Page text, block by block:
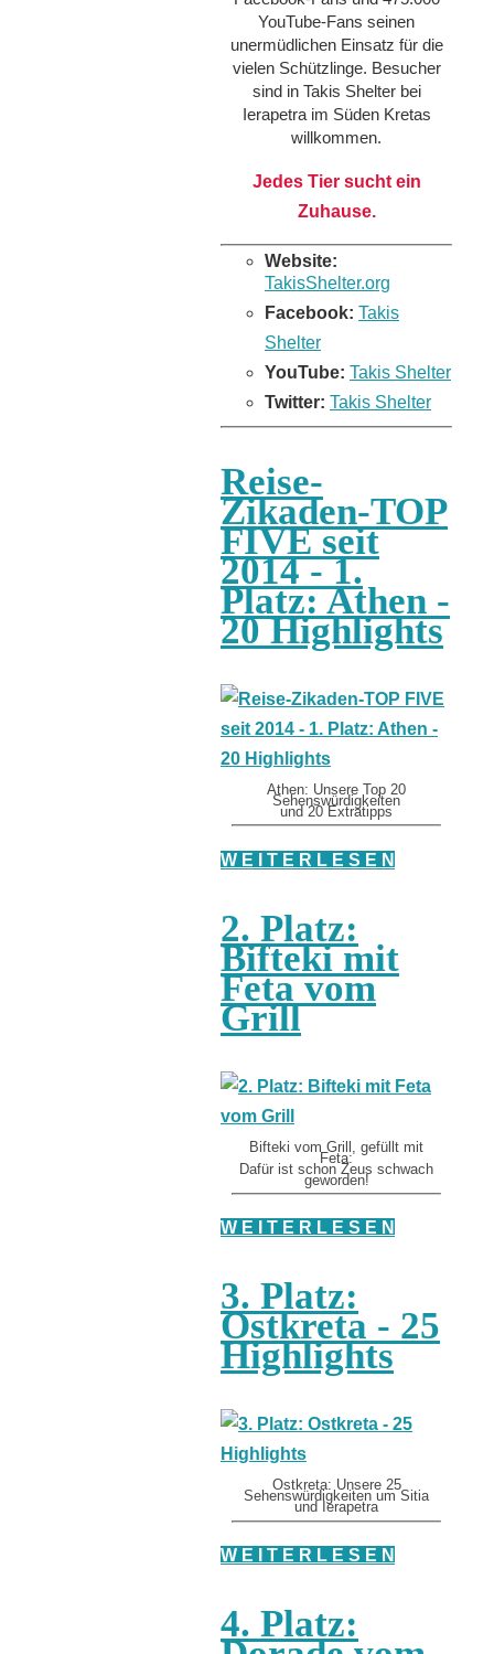
YouTube-Fans seinen
unermüdlichen Einsatz für die
vielen Schützlinge. Besucher
sind in Takis Shelter bei
Ierapetra im Süden Kretas
willkommen.
Jedes Tier sucht ein
Zuhause.
Website:
TakisShelter.org
Facebook: Takis
Shelter
YouTube: Takis Shelter
Twitter: Takis Shelter
Reise-
Zikaden-TOP
FIVE seit
2014 - 1.
Platz: Athen -
20 Highlights
Athen: Unsere Top 20
Sehenswürdigkeiten
und 20 Extratipps
W E I T E R L E S E N
2. Platz:
Bifteki mit
Feta vom
Grill
Bifteki vom Grill, gefüllt mit
Feta:
Dafür ist schon Zeus schwach
geworden!
W E I T E R L E S E N
3. Platz:
Ostkreta - 25
Highlights
Ostkreta: Unsere 25
Sehenswürdigkeiten um Sitia
und Ierapetra
W E I T E R L E S E N
4. Platz: